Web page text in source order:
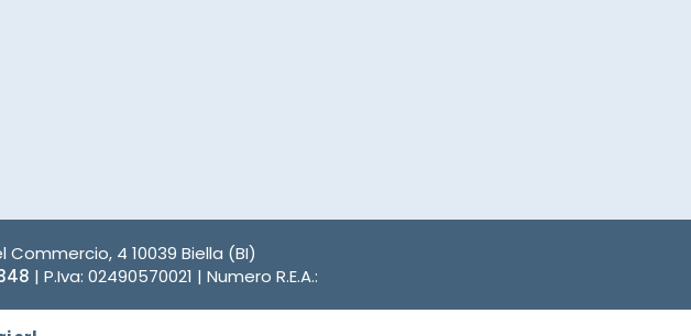
Commercio, 4 10039 Biella (BI)
| P.Iva: 02490570021 | Numero R.E.A.: